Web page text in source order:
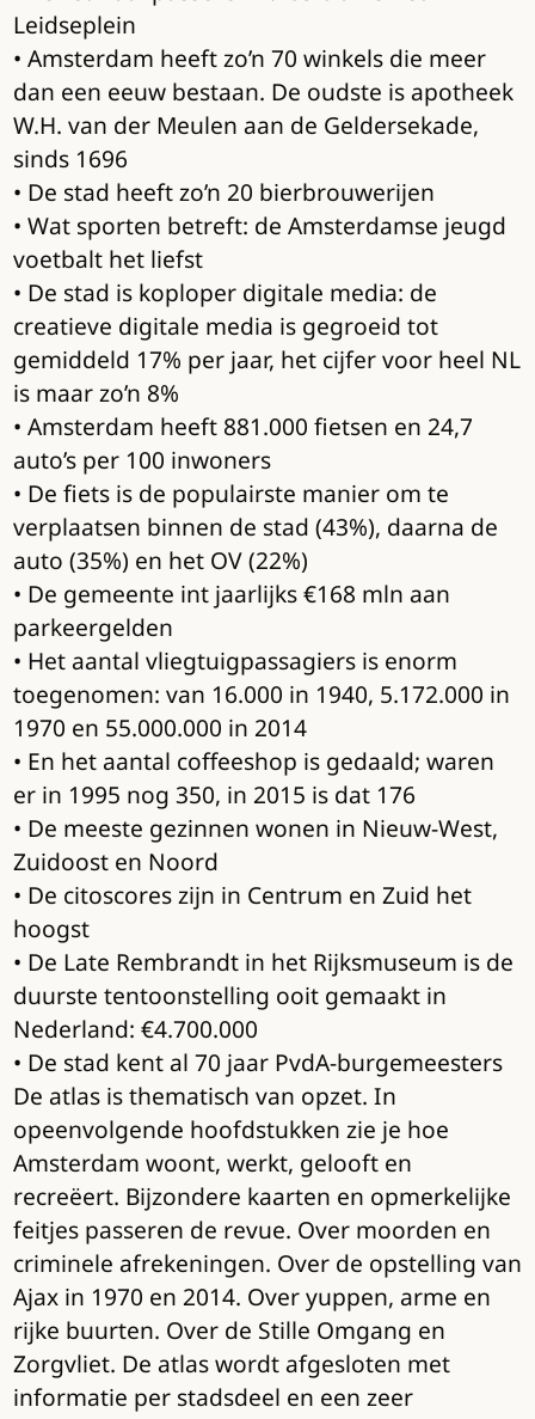
Leidseplein
• Amsterdam heeft zo’n 70 winkels die meer
dan een eeuw bestaan. De oudste is apotheek
W.H. van der Meulen aan de Geldersekade,
sinds 1696
• De stad heeft zo’n 20 bierbrouwerijen
• Wat sporten betreft: de Amsterdamse jeugd
voetbalt het liefst
• De stad is koploper digitale media: de
creatieve digitale media is gegroeid tot
gemiddeld 17% per jaar, het cijfer voor heel NL
is maar zo’n 8%
• Amsterdam heeft 881.000 fietsen en 24,7
auto’s per 100 inwoners
• De fiets is de populairste manier om te
verplaatsen binnen de stad (43%), daarna de
auto (35%) en het OV (22%)
• De gemeente int jaarlijks €168 mln aan
parkeergelden
• Het aantal vliegtuigpassagiers is enorm
toegenomen: van 16.000 in 1940, 5.172.000 in
1970 en 55.000.000 in 2014
• En het aantal coffeeshop is gedaald; waren
er in 1995 nog 350, in 2015 is dat 176
• De meeste gezinnen wonen in Nieuw-West,
Zuidoost en Noord
• De citoscores zijn in Centrum en Zuid het
hoogst
• De Late Rembrandt in het Rijksmuseum is de
duurste tentoonstelling ooit gemaakt in
Nederland: €4.700.000
• De stad kent al 70 jaar PvdA-burgemeesters
De atlas is thematisch van opzet. In
opeenvolgende hoofdstukken zie je hoe
Amsterdam woont, werkt, gelooft en
recreëert. Bijzondere kaarten en opmerkelijke
feitjes passeren de revue. Over moorden en
criminele afrekeningen. Over de opstelling van
Ajax in 1970 en 2014. Over yuppen, arme en
rijke buurten. Over de Stille Omgang en
Zorgvliet. De atlas wordt afgesloten met
informatie per stadsdeel en een zeer